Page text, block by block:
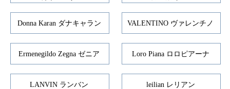
Donna Karan ダナキャラン VALENTINO ヴァレンチノ
Ermenegildo Zegna ゼニア Loro Piana ロロピアーナ
LANVIN ランバン leilian レリアン